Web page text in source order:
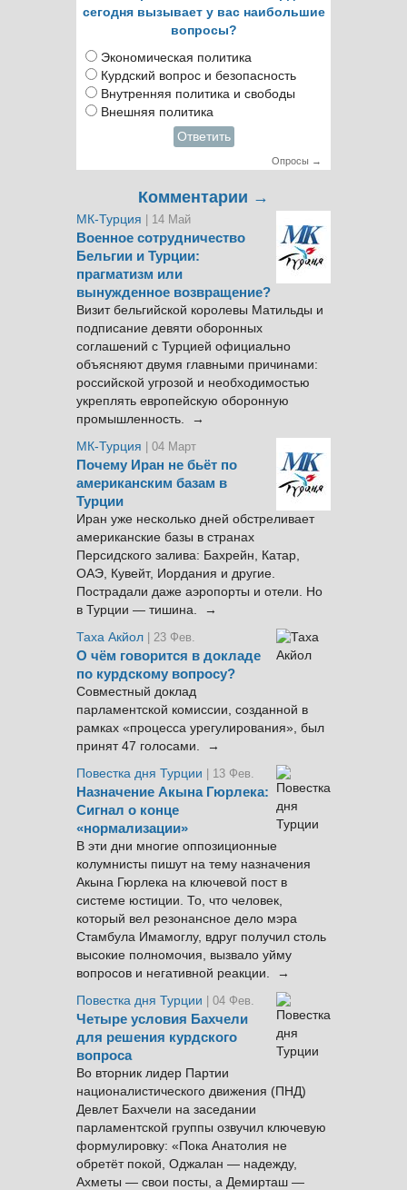
сегодня вызывает у вас наибольшие
вопросы?
Экономическая политика
Курдский вопрос и безопасность
Внутренняя политика и свободы
Внешняя политика
Ответить
Опросы →
Комментарии →
МК-Турция | 14 Май
Военное сотрудничество
Бельгии и Турции:
прагматизм или
вынужденное возвращение?
Визит бельгийской королевы Матильды и
подписание девяти оборонных
соглашений с Турцией официально
объясняют двумя главными причинами:
российской угрозой и необходимостью
укреплять европейскую оборонную
промышленность. →
МК-Турция
| 04 Март
Почему Иран не бьёт по
американским базам в
Турции
Иран уже несколько дней обстреливает
американские базы в странах
Персидского залива: Бахрейн, Катар,
ОАЭ, Кувейт, Иордания и другие.
Пострадали даже аэропорты и отели. Но
в Турции — тишина. →
Таха Акйол | 23 Фев.
О чём говорится в докладе
по курдскому вопросу?
Совместный доклад
парламентской комиссии, созданной в
рамках «процесса урегулирования», был
принят 47 голосами. →
Повестка дня Турции
| 13 Фев.
Назначение Акына Гюрлека:
Сигнал о конце
«нормализации»
В эти дни многие оппозиционные
колумнисты пишут на тему назначения
Акына Гюрлека на ключевой пост в
системе юстиции. То, что человек,
который вел резонансное дело мэра
Стамбула Имамоглу, вдруг получил столь
высокие полномочия, вызвало уйму
вопросов и негативной реакции. →
Повестка дня Турции
| 04 Фев.
Четыре условия Бахчели
для решения курдского
вопроса
Во вторник лидер Партии
националистического движения (ПНД)
Девлет Бахчели на заседании
парламентской группы озвучил ключевую
формулировку: «Пока Анатолия не
обретёт покой, Оджалан — надежду,
Ахметы — свои посты, а Демирташ —